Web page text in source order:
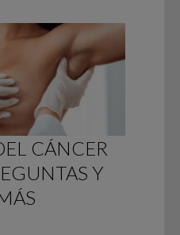
CÁNCER
Y